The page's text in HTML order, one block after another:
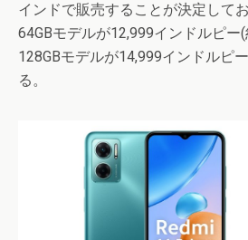
インドで販売することが決定して
64GBモデルが12,999インドルピー
128GBモデルが14,999インドルピ
る。